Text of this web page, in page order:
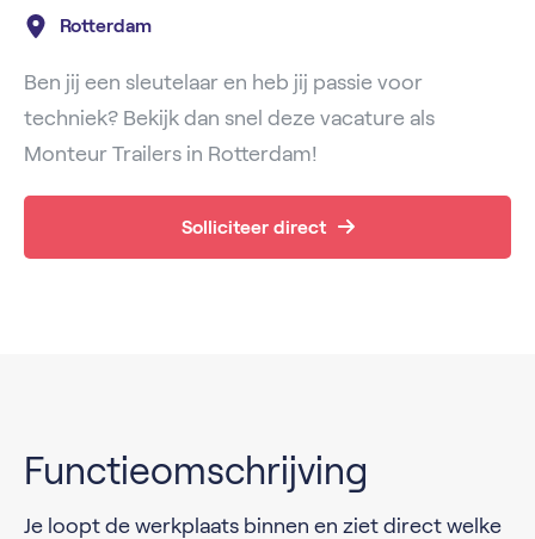
Rotterdam
Ben jij een sleutelaar en heb jij passie voor
techniek? Bekijk dan snel deze vacature als
Monteur Trailers in Rotterdam!
Solliciteer direct
Functieomschrijving
Je loopt de werkplaats binnen en ziet direct welke